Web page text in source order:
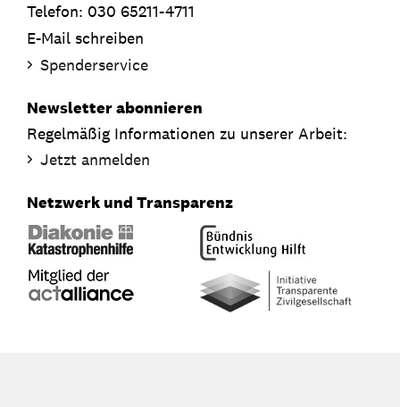
Telefon: 030 65211-4711
E-Mail schreiben
Spenderservice
Newsletter abonnieren
Regelmäßig Informationen zu unserer Arbeit:
Jetzt anmelden
Netzwerk und Transparenz